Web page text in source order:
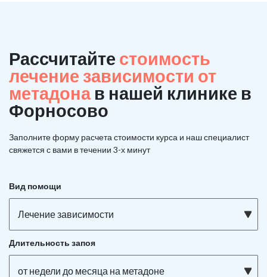
Рассчитайте стоимость
лечение зависимости от
метадона в нашей клинике в
Форносово
Заполните форму расчета стоимости курса и наш специалист
свяжется с вами в течении 3-х минут
Вид помощи
Лечение зависимости
Длительность запоя
от недели до месяца на метадоне